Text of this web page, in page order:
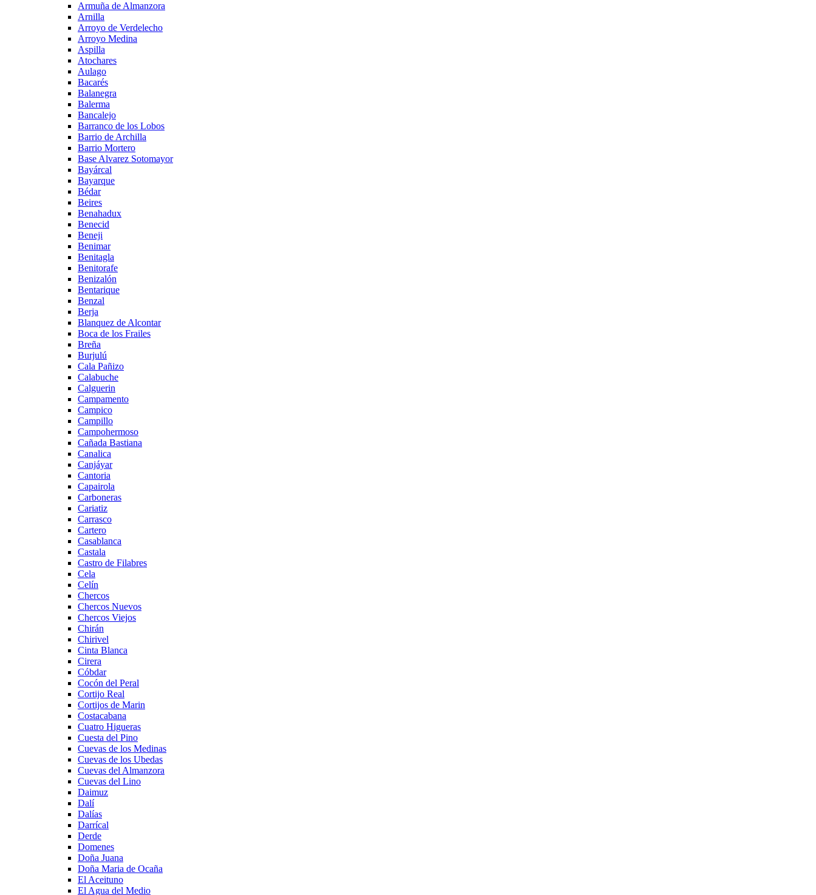
Armuña de Almanzora
Arnilla
Arroyo de Verdelecho
Arroyo Medina
Aspilla
Atochares
Aulago
Bacarés
Balanegra
Balerma
Bancalejo
Barranco de los Lobos
Barrio de Archilla
Barrio Mortero
Base Alvarez Sotomayor
Bayárcal
Bayarque
Bédar
Beires
Benahadux
Benecid
Beneji
Benimar
Benitagla
Benitorafe
Benizalón
Bentarique
Benzal
Berja
Blanquez de Alcontar
Boca de los Frailes
Breña
Burjulú
Cala Pañizo
Calabuche
Calguerin
Campamento
Campico
Campillo
Campohermoso
Cañada Bastiana
Canalica
Canjáyar
Cantoria
Capairola
Carboneras
Cariatiz
Carrasco
Cartero
Casablanca
Castala
Castro de Filabres
Cela
Celín
Chercos
Chercos Nuevos
Chercos Viejos
Chirán
Chirivel
Cinta Blanca
Cirera
Cóbdar
Cocón del Peral
Cortijo Real
Cortijos de Marin
Costacabana
Cuatro Higueras
Cuesta del Pino
Cuevas de los Medinas
Cuevas de los Ubedas
Cuevas del Almanzora
Cuevas del Lino
Daimuz
Dalí
Dalías
Darrícal
Derde
Domenes
Doña Juana
Doña Maria de Ocaña
El Aceituno
El Agua del Medio